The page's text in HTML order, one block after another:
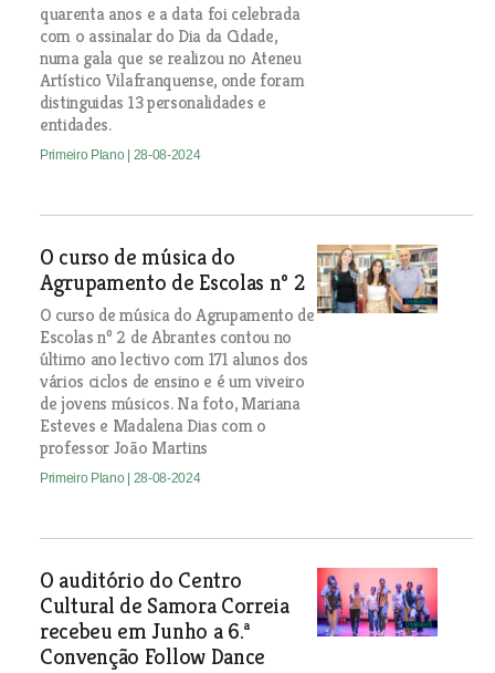
quarenta anos e a data foi celebrada
com o assinalar do Dia da Cidade,
numa gala que se realizou no Ateneu
Artístico Vilafranquense, onde foram
distinguidas 13 personalidades e
entidades.
Primeiro Plano | 28-08-2024
O curso de música do
Agrupamento de Escolas nº 2
O curso de música do Agrupamento de
Escolas nº 2 de Abrantes contou no
último ano lectivo com 171 alunos dos
vários ciclos de ensino e é um viveiro
de jovens músicos. Na foto, Mariana
Esteves e Madalena Dias com o
professor João Martins
Primeiro Plano | 28-08-2024
O auditório do Centro
Cultural de Samora Correia
recebeu em Junho a 6.ª
Convenção Follow Dance